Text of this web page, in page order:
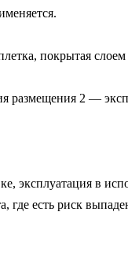
покрытая слоем
размещения 2 —
эксплуатация в
где есть риск